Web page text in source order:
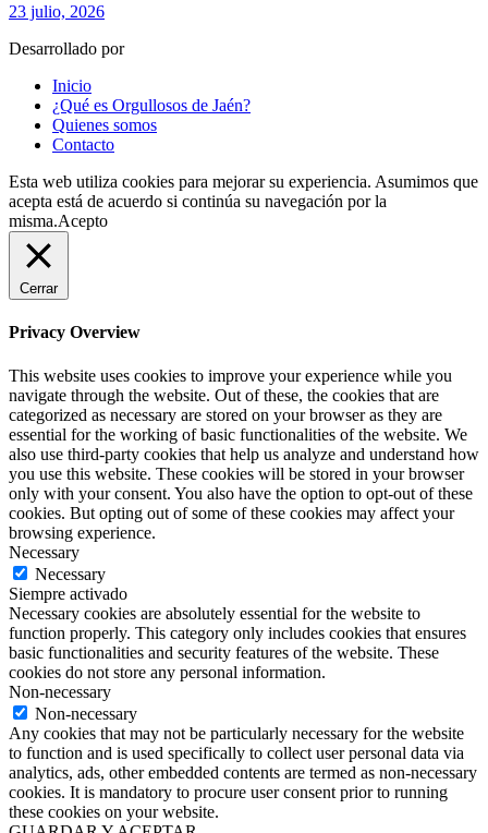
23 julio, 2026
Desarrollado por
Inicio
¿Qué es Orgullosos de Jaén?
Quienes somos
Contacto
Esta web utiliza cookies para mejorar su experiencia. Asumimos que
acepta está de acuerdo si continúa su navegación por la
misma.Acepto
Cerrar
Privacy Overview
This website uses cookies to improve your experience while you
navigate through the website. Out of these, the cookies that are
categorized as necessary are stored on your browser as they are
essential for the working of basic functionalities of the website. We
also use third-party cookies that help us analyze and understand how
you use this website. These cookies will be stored in your browser
only with your consent. You also have the option to opt-out of these
cookies. But opting out of some of these cookies may affect your
browsing experience.
Necessary
Necessary
Siempre activado
Necessary cookies are absolutely essential for the website to
function properly. This category only includes cookies that ensures
basic functionalities and security features of the website. These
cookies do not store any personal information.
Non-necessary
Non-necessary
Any cookies that may not be particularly necessary for the website
to function and is used specifically to collect user personal data via
analytics, ads, other embedded contents are termed as non-necessary
cookies. It is mandatory to procure user consent prior to running
these cookies on your website.